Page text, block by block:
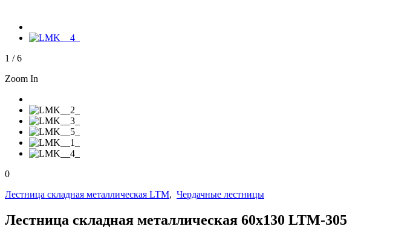
1 /6
Zoom In
0
Лестница складная металлическая LTM, Чердачные лестницы
Лестница складная металлическая 60х130 LTM-305